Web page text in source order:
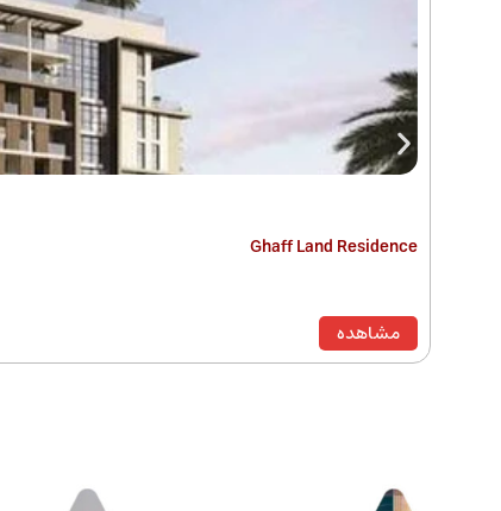
Ghaff Land Residence
مشاهده